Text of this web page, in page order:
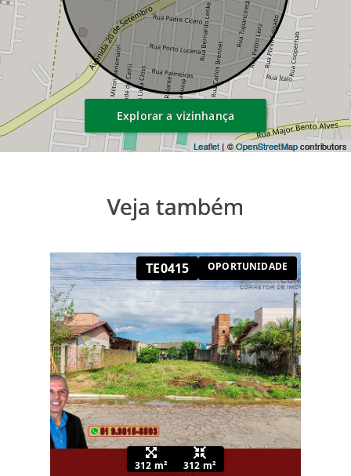
Leaflet | ©OpenStreetMapcontributors
Explorar a vizinhança
Veja também
TE0415 OPORTUNIDADE
312 m²
312 m²